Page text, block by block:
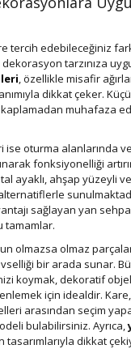
tercih edebileceğiniz
dekorasyon tarzınıza
, özellikle misafir
dikkat çeker.
kaplamadan muhafaza
ise oturma alanlarında
fonksiyonelliği
ayaklı, ahşap yüzeyli
sağlayan yan
tamamlar.
olmazsa olmaz
bir arada sunar.
koymak, dekoratif
için idealdir.
arasından seçim
bulabilirsiniz. Ayrıca,
tasarımlarıyla dikkat